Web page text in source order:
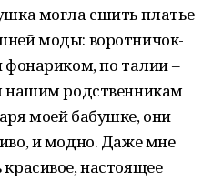
могла сшить платье
моды: воротничок-
фонариком, по талии –
нашим родственникам
моей бабушке, они
и модно. Даже мне
настоящее